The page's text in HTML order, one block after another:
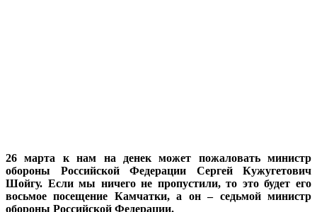
26 марта к нам на денек может пожаловать министр
обороны Российской Федерации Сергей Кужугетович
Шойгу. Если мы ничего не пропустили, то это будет его
восьмое посещение Камчатки, а он – седьмой министр
обороны Российской Федерации.